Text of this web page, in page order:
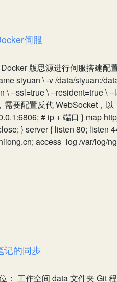
伺服
版思源进行伺服搭建配
siyuan \ -v /data/siyuan:/
\ --ssl=true \ --resident=true \
需要配置反代 WebSocket，
# ip + 端口 } map
} server { listen 80; listen
access_log /var/log/
记的同步
： 工作空间 data 文件夹 Git